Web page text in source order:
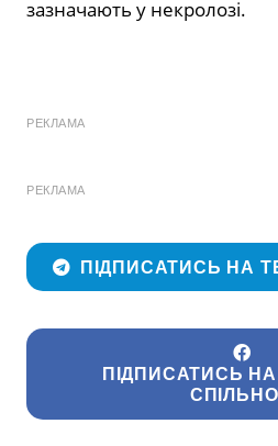
зазначають у некролозі.
РЕКЛАМА
РЕКЛАМА
ПІДПИСАТИСЬ НА
ПІДПИСАТИСЬ НА